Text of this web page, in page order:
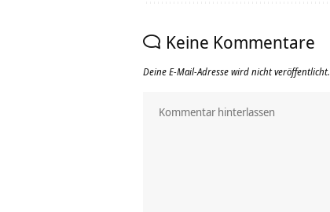
Keine Kommentare
Deine E-Mail-Adresse wird nicht veröffentlicht.